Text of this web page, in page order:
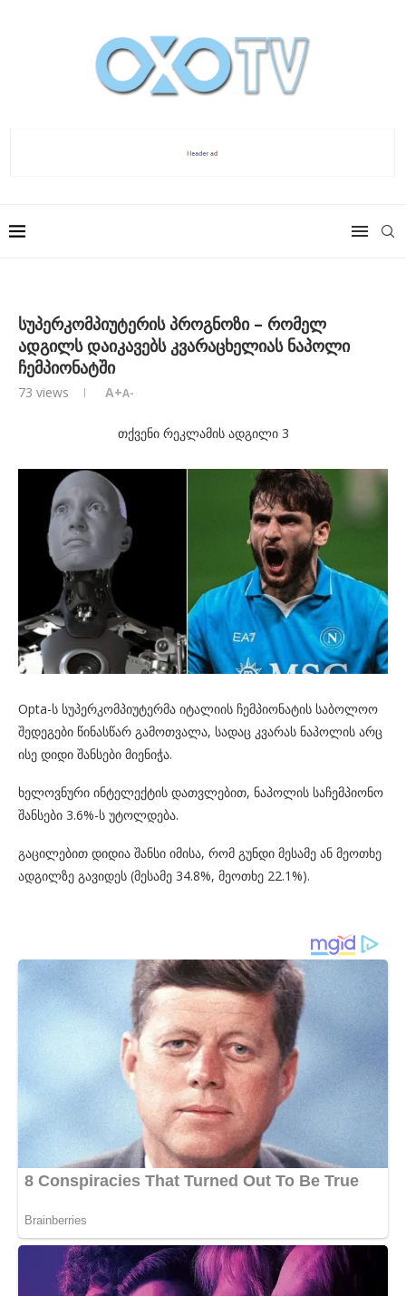
სუპერკომპიუტერის პროგნოზი – რომელ
ადგილს დაიკავებს კვარაცხელიას ნაპოლი
ჩემპიონატში
73 views A+A-
თქვენი რეკლამის ადგილი 3
Opta-ს სუპერკომპიუტერმა იტალიის ჩემპიონატის საბოლოო
შედეგები წინასწარ გამოთვალა, სადაც კვარას ნაპოლის არც
ისე დიდი შანსები მიენიჭა.
ხელოვნური ინტელექტის დათვლებით, ნაპოლის საჩემპიონო
შანსები 3.6%-ს უტოლდება.
გაცილებით დიდია შანსი იმისა, რომ გუნდი მესამე ან მეოთხე
ადგილზე გავიდეს (მესამე 34.8%, მეოთხე 22.1%).